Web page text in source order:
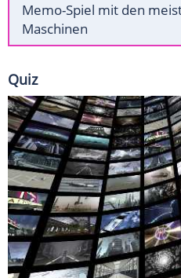
Memo-Spiel mit den
Maschinen
Quiz